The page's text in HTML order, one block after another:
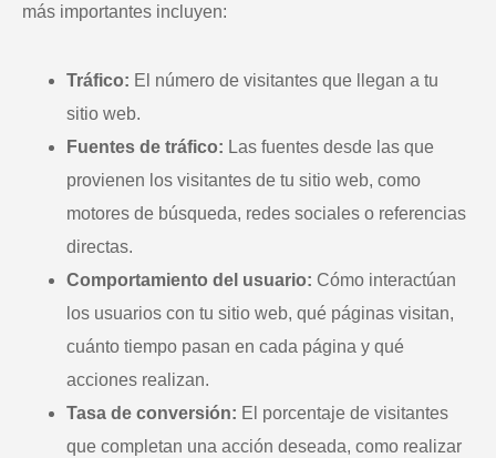
más importantes incluyen:
Tráfico: El número de visitantes que llegan a tu
sitio web.
Fuentes de tráfico: Las fuentes desde las que
provienen los visitantes de tu sitio web, como
motores de búsqueda, redes sociales o referencias
directas.
Comportamiento del usuario: Cómo interactúan
los usuarios con tu sitio web, qué páginas visitan,
cuánto tiempo pasan en cada página y qué
acciones realizan.
Tasa de conversión: El porcentaje de visitantes
que completan una acción deseada, como realizar